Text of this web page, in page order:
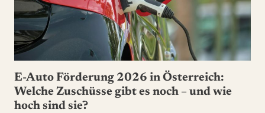
E-Auto Förderung 2026 in Österreich:
Welche Zuschüsse gibt es noch – und wie
hoch sind sie?